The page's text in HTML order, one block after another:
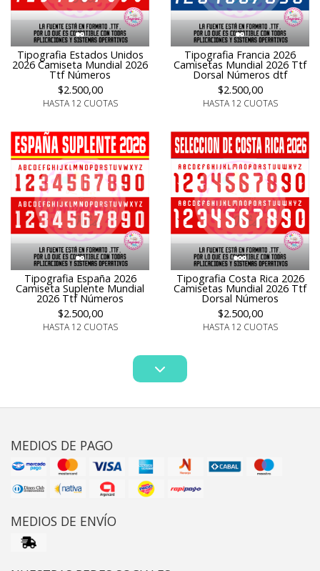
Tipografia Estados Unidos
2026 Camiseta Mundial 2026
Ttf Números
$2.500,00
HASTA 12 CUOTAS
Tipografia Francia 2026
Camisetas Mundial 2026 Ttf
Dorsal Números dtf
$2.500,00
HASTA 12 CUOTAS
Tipografia España 2026
Camiseta Suplente Mundial
2026 Ttf Números
$2.500,00
HASTA 12 CUOTAS
Tipografia Costa Rica 2026
Camisetas Mundial 2026 Ttf
Dorsal Números
$2.500,00
HASTA 12 CUOTAS
MEDIOS DE PAGO
MEDIOS DE ENVÍO